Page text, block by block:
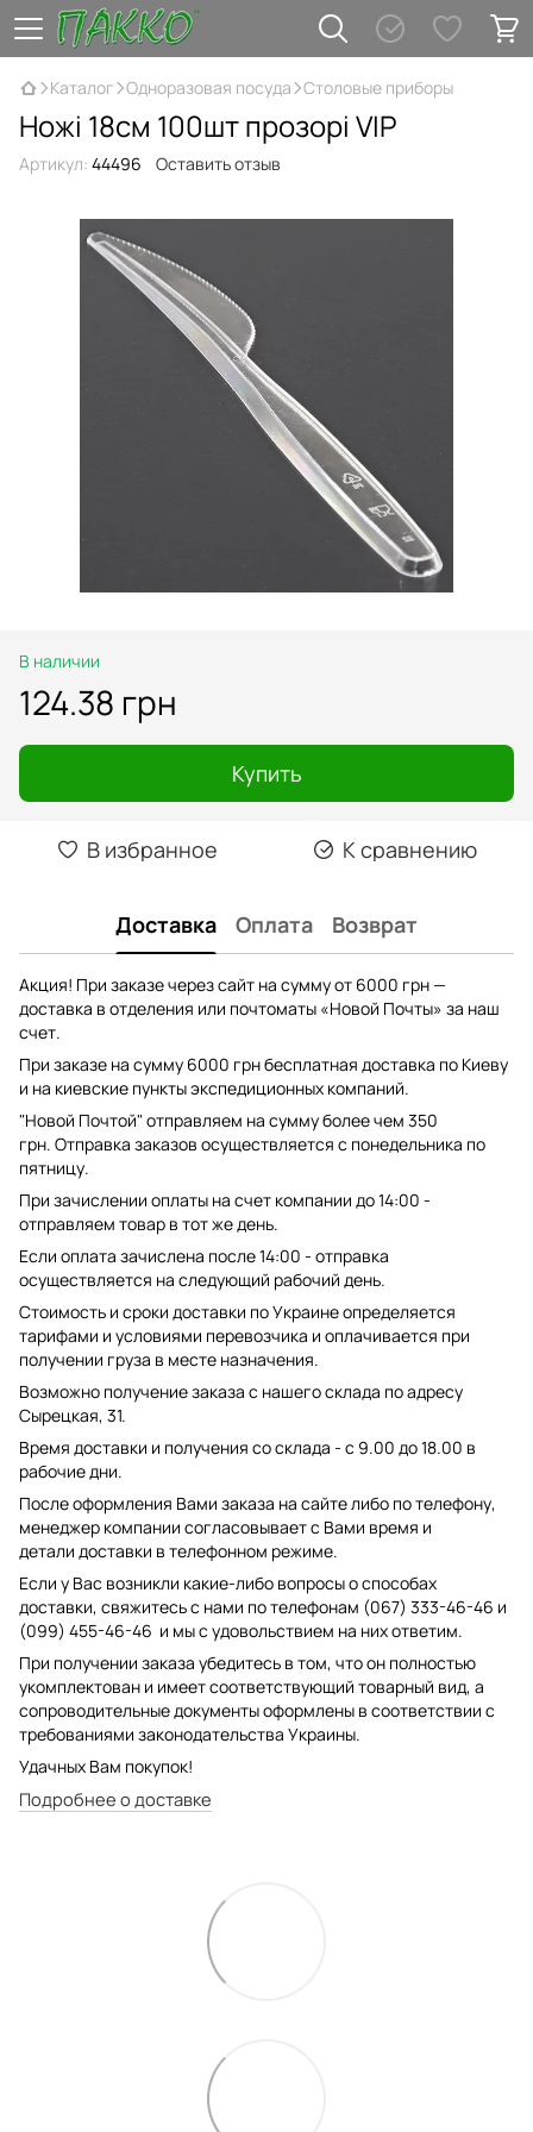
Каталог Одноразовая посуда Столовые приборы
Ножі 18см 100шт прозорі VIP
Артикул: 44496 Оставить отзыв
В наличии
124.38 грн
Купить
В избранное К сравнению
Доставка Оплата Возврат
Акция! При заказе через сайт на сумму от 6000 грн —
доставка в отделения или почтоматы «Новой Почты» за наш
счет.
При заказе на сумму 6000 грн бесплатная доставка по Киеву
и на киевские пункты экспедиционных компаний.
"Новой Почтой" отправляем на сумму более чем 350
грн. Отправка заказов осуществляется с понедельника по
пятницу.
При зачислении оплаты на счет компании до 14:00 -
отправляем товар в тот же день.
Если оплата зачислена после 14:00 - отправка
осуществляется на следующий рабочий день.
Стоимость и сроки доставки по Украине определяется
тарифами и условиями перевозчика и оплачивается при
получении груза в месте назначения.
Возможно получение заказа с нашего склада по адресу
Сырецкая, 31.
Время доставки и получения со склада - с 9.00 до 18.00 в
рабочие дни.
После оформления Вами заказа на сайте либо по телефону,
менеджер компании согласовывает с Вами время и
детали доставки в телефонном режиме.
Если у Вас возникли какие-либо вопросы о способах
доставки, свяжитесь с нами по телефонам (067) 333-46-46 и
(099) 455-46-46 и мы с удовольствием на них ответим.
При получении заказа убедитесь в том, что он полностью
укомплектован и имеет соответствующий товарный вид, а
сопроводительные документы оформлены в соответствии с
требованиями законодательства Украины.
Удачных Вам покупок!
Подробнее о доставке